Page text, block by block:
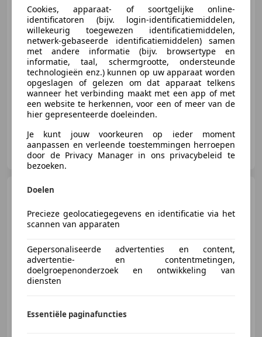
€ 24.750
12/2021 62.706 km
Elektro/Benzine
68 kW (92 PK)
Toyota Cappendijk Vlissingen
NL-4382 NA VLISSINGEN
MODEL !!!
€ 34.300 1
Cookies, apparaat- of soortgelijke online-
identificatoren (bijv. login-identificatiemiddelen,
willekeurig toegewezen identificatiemiddelen,
netwerk-gebaseerde identificatiemiddelen) samen
met andere informatie (bijv. browsertype en
informatie, taal, schermgrootte, ondersteunde
technologieën enz.) kunnen op uw apparaat worden
opgeslagen of gelezen om dat apparaat telkens
wanneer het verbinding maakt met een app of met
een website te herkennen, voor een of meer van de
hier gepresenteerde doeleinden.
Je kunt jouw voorkeuren op ieder moment
aanpassen en verleende toestemmingen herroepen
door de Privacy Manager in ons privacybeleid te
bezoeken.
Doelen
Precieze geolocatiegegevens en identificatie via het
scannen van apparaten
Gepersonaliseerde advertenties en content,
advertentie- en contentmetingen,
doelgroepenonderzoek en ontwikkeling van
diensten
Essentiële paginafuncties